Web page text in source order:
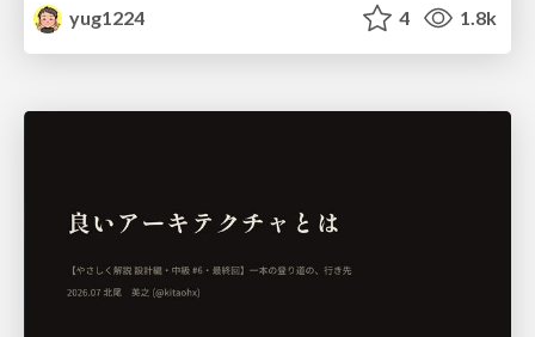
yug1224
4 1.8k